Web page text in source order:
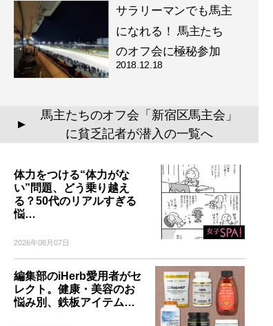
サラリーマンでも馬主
になれる！ 馬主たち
のオフ会に極秘参加
2018.12.18
▲
馬主たちのオフ会「新宿区馬主会」
に貧乏記者が潜入の一覧へ
体力をつける“体力がな
い”問題、どう乗り越え
る？50代のリアルすぎる
悩…
2026年08月07日
編集部のiHerb愛用者がセ
レクト。健康・美容のお
悩み別、鉄板アイテム…